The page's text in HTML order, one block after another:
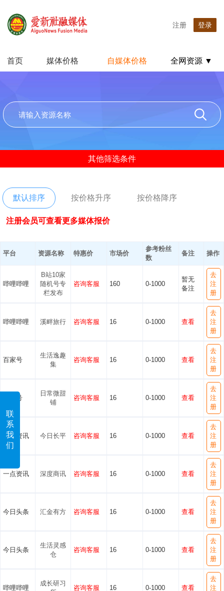
联
系
我
们
注册 登录
首页 媒体价格 自媒体价格 全网资源 ▼
其他筛选条件
默认排序 按价格升序 按价格降序
注册会员可查看更多媒体报价
平台 资源名称 特惠价 市场价
参考粉丝
数
备注 操作
哔哩哔哩
B站10家
随机号专
栏发布
咨询客服 160 0-1000
暂无
备注
去
注
册
哔哩哔哩 溪畔旅行 咨询客服 16 0-1000 查看
去
注
册
百家号
生活逸趣
集
咨询客服 16 0-1000 查看
去
注
册
百家号
日常微甜
铺
咨询客服 16 0-1000 查看
去
注
册
一点资讯 今日长平 咨询客服 16 0-1000 查看
去
注
册
一点资讯 深度商讯 咨询客服 16 0-1000 查看
去
注
册
今日头条 汇金有方 咨询客服 16 0-1000 查看
去
注
册
今日头条
生活灵感
仓
咨询客服 16 0-1000 查看
去
注
册
哔哩哔哩
成长研习
咨询客服 16 0-1000 查看
去
注